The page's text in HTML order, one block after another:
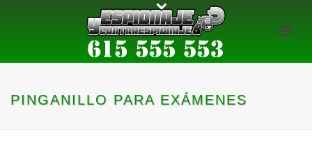
PINGANILLO PARA EXÁMENES